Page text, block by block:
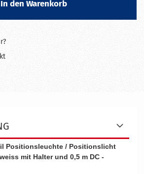
In den Warenkorb
Positionsleuchte / Positionslicht
mit Halter und 0,5 m DC -